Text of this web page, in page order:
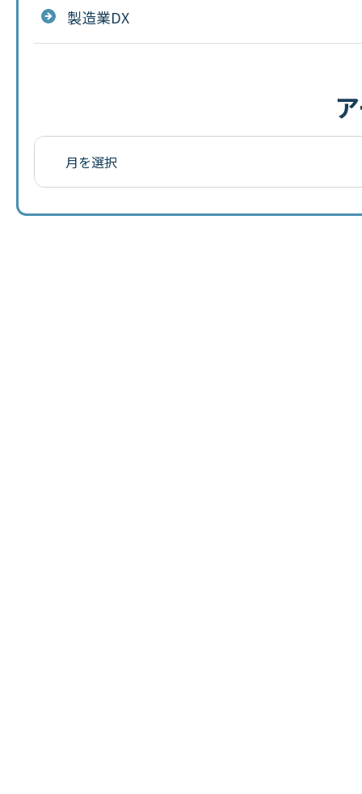
製造業DX